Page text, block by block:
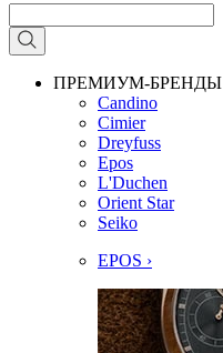
ПРЕМИУМ-БРЕНДЫ
Candino
Cimier
Dreyfuss
Epos
L'Duchen
Orient Star
Seiko
EPOS ›